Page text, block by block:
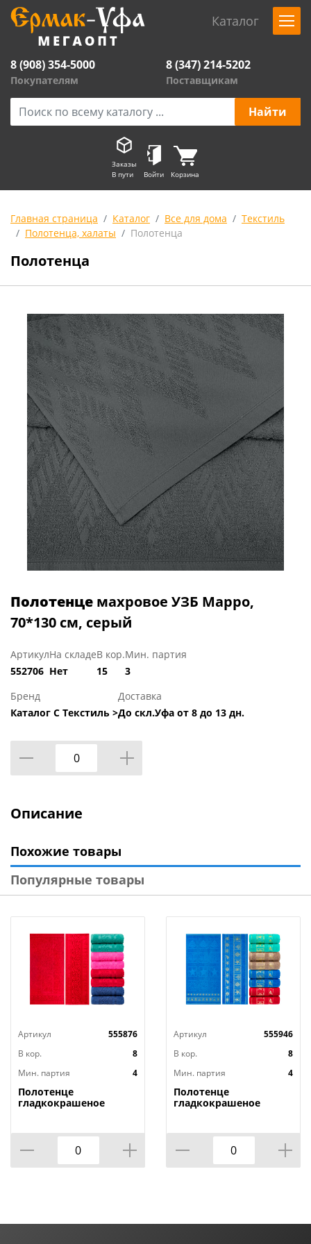
Каталог
8 (908) 354-5000
Покупателям
8 (347) 214-5202
Поставщикам
Заказы
В пути
Войти Корзина
Главная страница Каталог Все для дома
Текстиль
Полотенца, халаты
Полотенца
Полотенца
Полотенце махровое УЗБ Марро,
70*130 см, серый
Артикул
552706
На складе
Нет
В кор.
15
Мин. партия
3
Бренд
Каталог С Текстиль >
Доставка
До скл.Уфа от 8 до 13 дн.
Описание
Похожие товары
Популярные товары
Артикул
555876
В кор.
8
Мин. партия
4
Полотенце
гладкокрашеное
Артикул
555946
В кор.
8
Мин. партия
4
Полотенце
гладкокрашеное